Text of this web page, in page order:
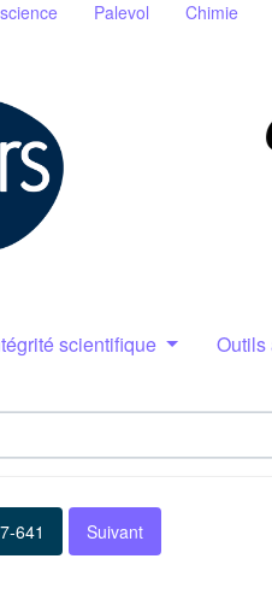
Palevol Chimie
scientifique Outils
641 Suivant